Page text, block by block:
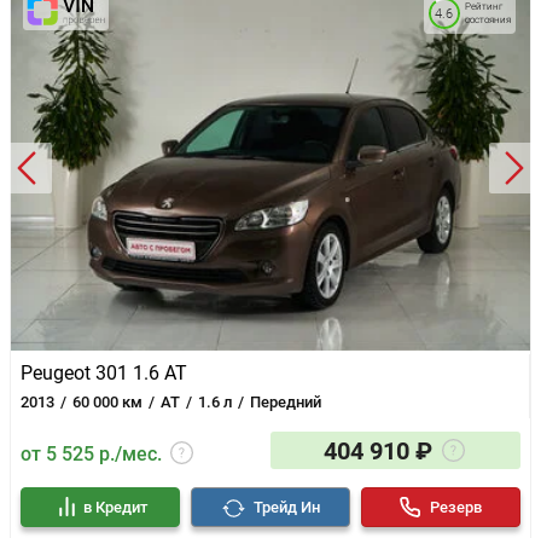
Peugeot 301 1.6 AT
2013 60 000 км AT 1.6 л Передний
Рейтинг
состояния
4.6
от 5 525 р./мес. 404 910 ₽
в Кредит Трейд Ин Резерв